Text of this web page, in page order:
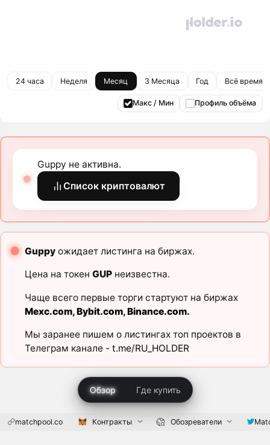
24 часа Неделя Месяц 3 Месяца Год Всё время
Макс / Мин Профиль объёма
Guppy не активна.
Список криптовалют
Guppyожидает листинга на биржах.
Цена на токен GUPнеизвестна.
Чаще всего первые торги стартуют на биржах
Mexc.com,Bybit.com,Binance.com.
Мы заранее пишем о листингах топ проектов в
Телеграм канале - t.me/RU_HOLDER
Обзор Где купить
matchpool.co Контракты Обозреватели